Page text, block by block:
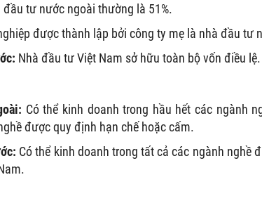
tư nước ngoài thường là 51%.
được thành lập bởi công ty mẹ là nhà đầu tư
Nhà đầu tư Việt Nam sở hữu toàn bộ vốn điều lệ.
Có thể kinh doanh trong hầu hết các ngành
được quy định hạn chế hoặc cấm.
Có thể kinh doanh trong tất cả các ngành nghề